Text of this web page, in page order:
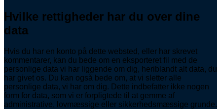
Hvilke rettigheder har du over dine
data
Hvis du har en konto på dette websted, eller har skrevet
kommentarer, kan du bede om en eksporteret fil med de
personlige data vi har liggende om dig, heriblandt alt data, du
har givet os. Du kan også bede om, at vi sletter alle
personlige data, vi har om dig. Dette indbefatter ikke nogen
form for data, som vi er forpligtede til at gemme af
administrative, lovmæssige eller sikkerhedsmæssige grunde.